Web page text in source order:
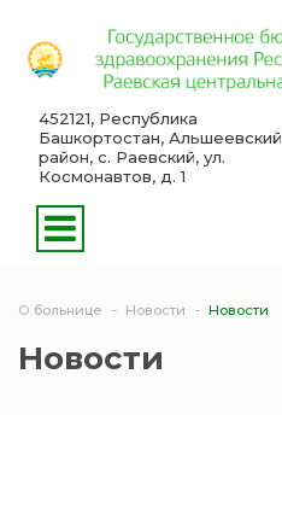
452121, Республика
Башкортостан, Альшеевский
район, с. Раевский, ул.
Космонавтов, д. 1
О больнице Новости Новости
Новости